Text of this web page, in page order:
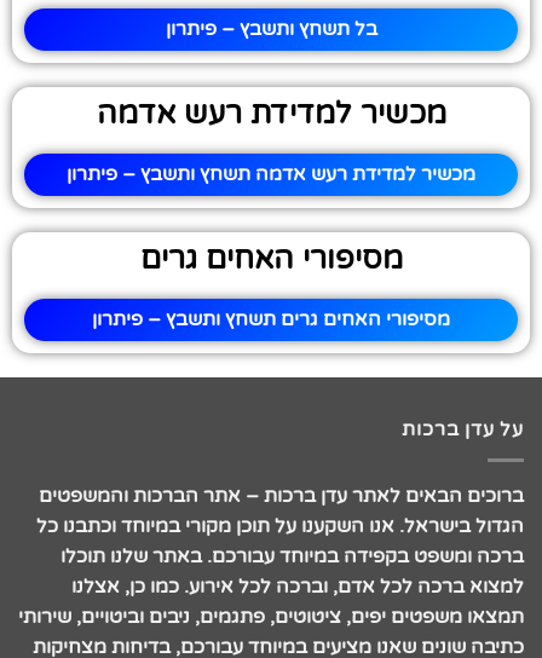
בל תשחץ ותשבץ – פיתרון
מכשיר למדידת רעש אדמה
מכשיר למדידת רעש אדמה תשחץ ותשבץ – פיתרון
מסיפורי האחים גרים
מסיפורי האחים גרים תשחץ ותשבץ – פיתרון
על עדן ברכות
ברוכים הבאים לאתר עדן ברכות – אתר הברכות והמשפטים
הגדול בישראל. אנו השקענו על תוכן מקורי במיוחד וכתבנו כל
ברכה ומשפט בקפידה במיוחד עבורכם. באתר שלנו תוכלו
למצוא ברכה לכל אדם, וברכה לכל אירוע. כמו כן, אצלנו
תמצאו משפטים יפים, ציטוטים, פתגמים, ניבים וביטויים, שירותי
כתיבה שונים שאנו מציעים במיוחד עבורכם, בדיחות מצחיקות